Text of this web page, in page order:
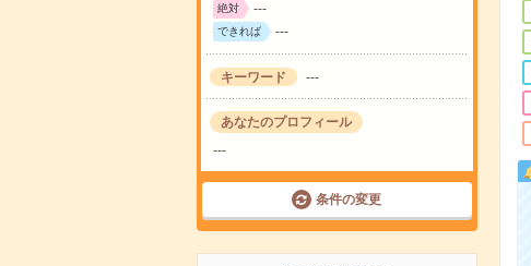
絶対 ---
できれば ---
キーワード ---
あなたのプロフィール
---
条件の変更